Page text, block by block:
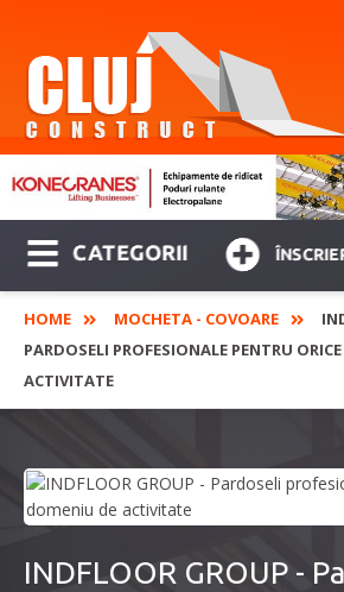
CATEGORII
HOME MOCHETA - COVOARE
PARDOSELI PROFESIONALE PENTRU
ACTIVITATE
INDFLOOR GROUP -